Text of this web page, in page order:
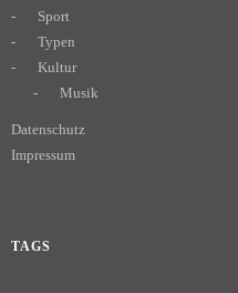
Sport
Typen
Kultur
Musik
Datenschutz
Impressum
TAGS